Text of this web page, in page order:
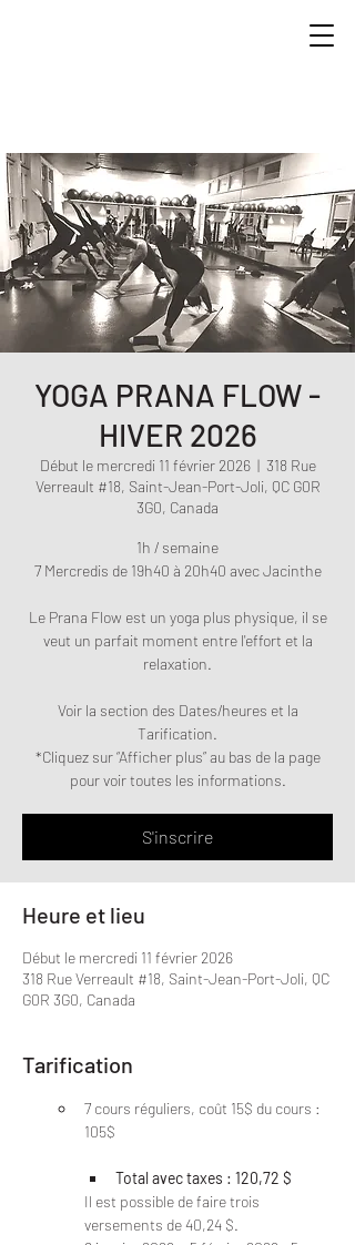
YOGA PRANA FLOW -
HIVER 2026
Début le mercredi 11 février 2026
  |
318 Rue
Verreault #18, Saint-Jean-Port-Joli, QC G0R
3G0, Canada
1h / semaine
7 Mercredis de 19h40 à 20h40 avec Jacinthe
Le Prana Flow est un yoga plus physique, il se
veut un parfait moment entre l'effort et la
relaxation.
Voir la section des Dates/heures et la
Tarification.
*Cliquez sur “Afficher plus” au bas de la page
pour voir toutes les informations.
S'inscrire
Heure et lieu
Début le mercredi 11 février 2026
318 Rue Verreault #18, Saint-Jean-Port-Joli, QC
G0R 3G0, Canada
Tarification
7 cours réguliers, coût 15$ du cours :
105$
Total avec taxes : 120,72 $
Il est possible de faire trois
versements de 40,24 $.